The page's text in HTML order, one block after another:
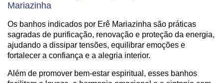
Mariazinha
Os banhos indicados por Erê Mariazinha são práticas
sagradas de purificação, renovação e proteção da energia,
ajudando a dissipar tensões, equilibrar emoções e
fortalecer a confiança e a alegria interior.
Além de promover bem-estar espiritual, esses banhos